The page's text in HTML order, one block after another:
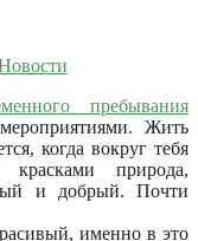
пребывания
Жить
когда вокруг тебя
природа,
и добрый. Почти
именно в это